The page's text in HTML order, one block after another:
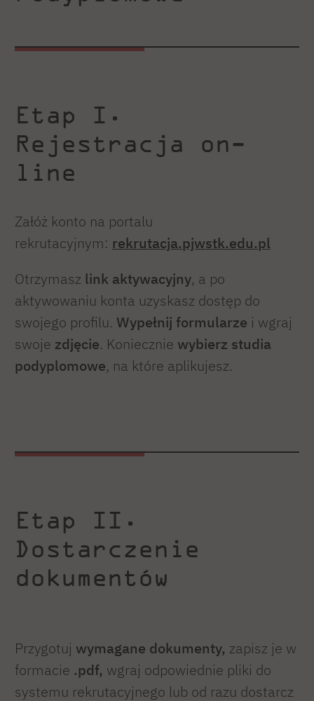
Etap I.
Rejestracja on-
line
Załóż konto na portalu
rekrutacyjnym: rekrutacja.pjwstk.edu.pl
Otrzymasz link aktywacyjny, a po
aktywowaniu konta uzyskasz dostęp do
swojego profilu. Wypełnij formularze i wgraj
swoje zdjęcie. Koniecznie wybierz studia
podyplomowe, na które aplikujesz.
Etap II.
Dostarczenie
dokumentów
Przygotuj wymagane dokumenty, zapisz je w
formacie .pdf, wgraj odpowiednie pliki do
systemu rekrutacyjnego lub od razu dostarcz